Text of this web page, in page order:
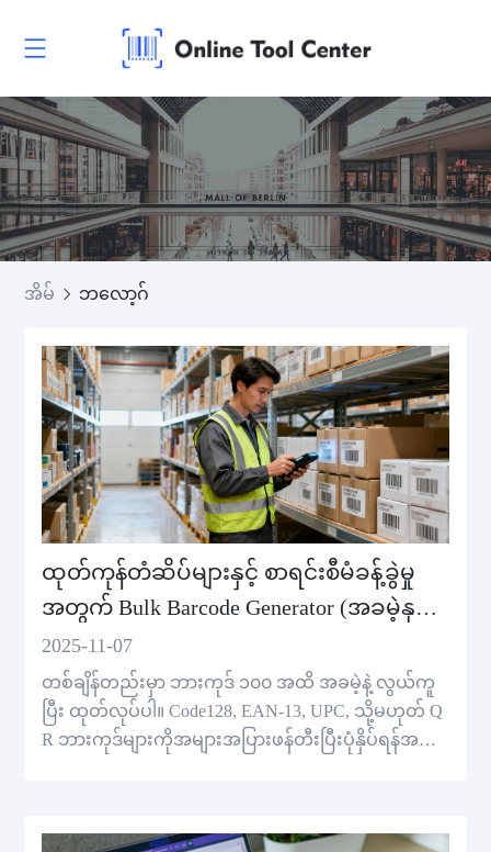
အိမ် ဘလော့ဂ်
ထုတ်ကုန်တံဆိပ်များနှင့် စာရင်းစီမံခန့်ခွဲမှု
အတွက် Bulk Barcode Generator (အခမဲ့နှင့်
လွယ်ကူသော)
2025-11-07
တစ်ချိန်တည်းမှာ ဘားကုဒ် ၁၀၀ အထိ အခမဲ့နဲ့ လွယ်ကူ
ပြီး ထုတ်လုပ်ပါ။ Code128, EAN-13, UPC, သို့မဟုတ် Q
R ဘားကုဒ်များကိုအများအပြားဖန်တီးပြီးပုံနှိပ်ရန်အသ